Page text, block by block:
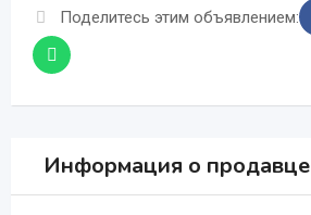
Поделитесь этим объявлением:
Информация о продавце